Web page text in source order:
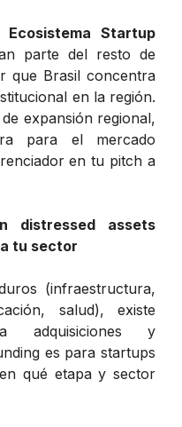
Startup
parte del resto de
que Brasil concentra
en la región.
expansión regional,
para el mercado
en tu pitch a
distressed assets
tu sector
(infraestructura,
salud), existe
adquisiciones y
es para startups
qué etapa y sector